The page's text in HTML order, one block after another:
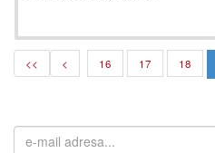
<< < 16 17 18